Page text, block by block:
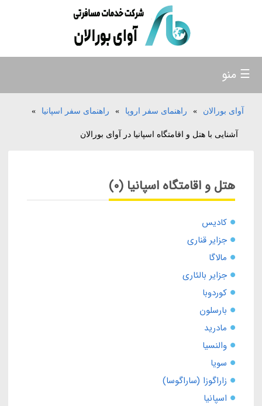
آوای بورالان » راهنمای سفر اروپا » راهنمای سفر اسپانیا »
آشنایی با هتل و اقامتگاه اسپانیا در آوای بورالان
هتل و اقامتگاه اسپانیا (0)
کادیس
جزایر قناری
مالاگا
جزایر بالئاری
کوردوبا
بارسلون
مادرید
والنسیا
سویا
زاراگوزا (ساراگوسا)
اسپانیا
☰ منو